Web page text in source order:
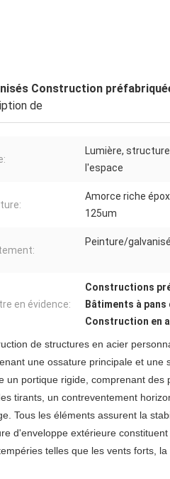
Construction
de
Lumière,
l'espace
Amorce riche
125um
Peinture/
en évidence:
Constructions
Bâtiments à
Construction en
de structures en acier
une ossature principale et une
un portique rigide, comprenant
tirants, un contreventement
Tous les éléments assurent la
d'enveloppe extérieure
telles que les vents forts,